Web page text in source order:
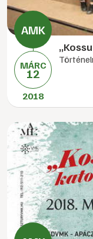
MÁRC
12
2018